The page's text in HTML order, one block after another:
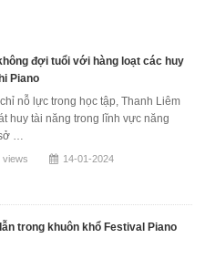
đợi tuổi với hàng loạt các huy
Piano
nỗ lực trong học tập, Thanh Liêm
huy tài năng trong lĩnh vực năng
…
views 14-01-2024
trong khuôn khổ Festival Piano